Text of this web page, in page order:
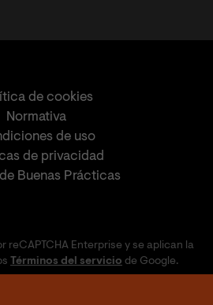
de cookies
Normativa
de uso
de privacidad
Buenas Prácticas
reCAPTCHA Enterprise y se aplican la
Términos del servicio de Google.